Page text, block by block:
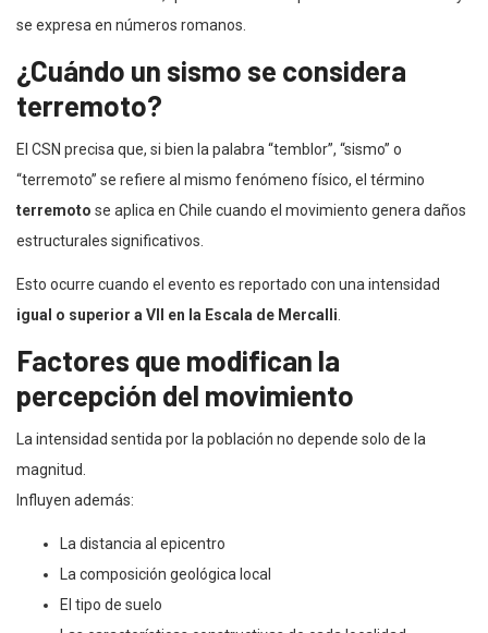
se expresa en números romanos.
¿Cuándo un sismo se considera
terremoto?
El CSN precisa que, si bien la palabra “temblor”, “sismo” o
“terremoto” se refiere al mismo fenómeno físico, el término
terremoto se aplica en Chile cuando el movimiento genera daños
estructurales significativos.
Esto ocurre cuando el evento es reportado con una intensidad
igual o superior a VII en la Escala de Mercalli
Factores que modifican la
percepción del movimiento
La intensidad sentida por la población no depende solo de la
magnitud.
Influyen además:
La distancia al epicentro
La composición geológica local
El tipo de suelo